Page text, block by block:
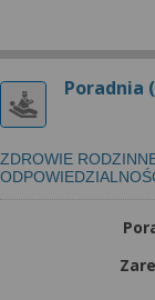
Poradnia
ZDROWIE